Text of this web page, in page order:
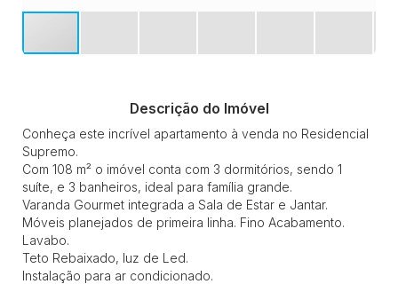
Descrição do Imóvel
Conheça este incrível apartamento à venda no Residencial
Supremo.
Com 108 m² o imóvel conta com 3 dormitórios, sendo 1
suíte, e 3 banheiros, ideal para família grande.
Varanda Gourmet integrada a Sala de Estar e Jantar.
Móveis planejados de primeira linha. Fino Acabamento.
Lavabo.
Teto Rebaixado, luz de Led.
Instalação para ar condicionado.